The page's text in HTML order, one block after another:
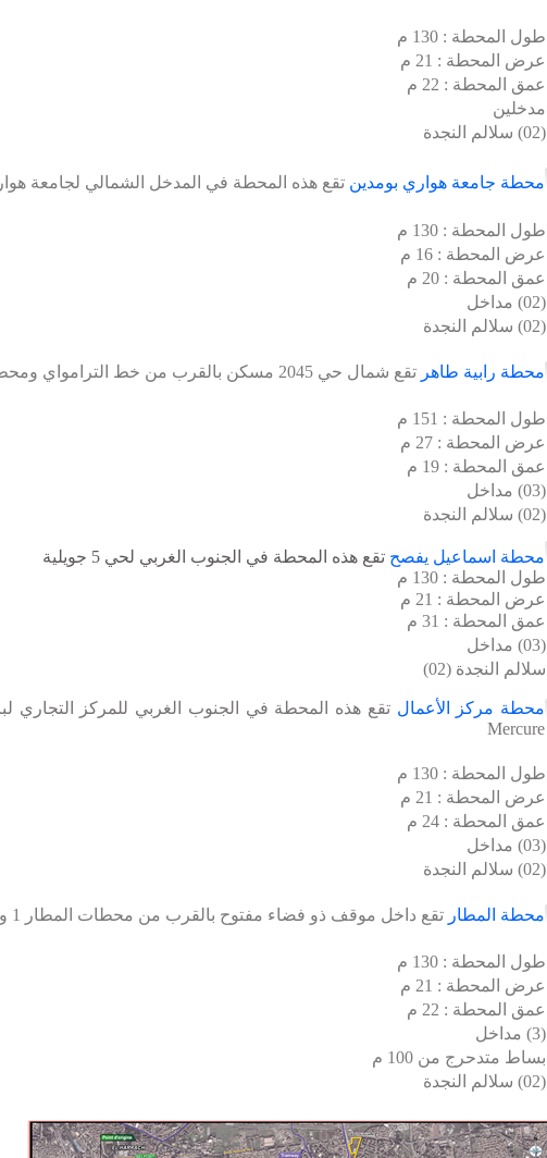
طول المحطة : 130 م
عرض المحطة : 21 م
عمق المحطة : 22 م
مدخلين
(02) سلالم النجدة
محطة جامعة هواري بومدين تقع هذه المحطة في المدخل الشمالي لجامعة
طول المحطة : 130 م
عرض المحطة : 16 م
عمق المحطة : 20 م
(02) مداخل
(02) سلالم النجدة
محطة رابية طاهر تقع شمال حي 2045 مسكن بالقرب من خط الترامواي ومحطة الحافلات
طول المحطة : 151 م
عرض المحطة : 27 م
عمق المحطة : 19 م
(03) مداخل
(02) سلالم النجدة
محطة اسماعيل يفصح تقع هذه المحطة في الجنوب الغربي لحي 5 جويلية
طول المحطة : 130 م
عرض المحطة : 21 م
عمق المحطة : 31 م
(03) مداخل
محطة مركز الأعمال تقع هذه المحطة في الجنوب الغربي للمركز التجاري
Mercure
طول المحطة : 130 م
عرض المحطة : 21 م
عمق المحطة : 24 م
(03) مداخل
(02) سلالم النجدة
محطة المطار تقع داخل موقف ذو فضاء مفتوح بالقرب من محطات المطار 1 و2
طول المحطة : 130 م
عرض المحطة : 21 م
عمق المحطة : 22 م
(3) مداخل
بساط متدحرج من 100 م
(02) سلالم النجدة